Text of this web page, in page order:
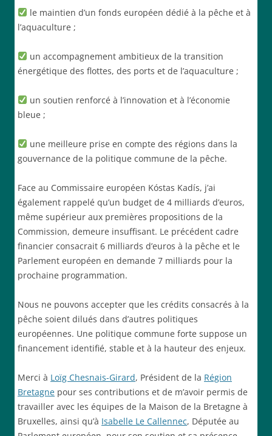
le maintien d’un fonds européen dédié à la pêche et à
l’aquaculture ;
un accompagnement ambitieux de la transition
énergétique des flottes, des ports et de l’aquaculture ;
un soutien renforcé à l’innovation et à l’économie
bleue ;
une meilleure prise en compte des régions dans la
gouvernance de la politique commune de la pêche.
Face au Commissaire européen Kóstas Kadís, j’ai
également rappelé qu’un budget de 4 milliards d’euros,
même supérieur aux premières propositions de la
Commission, demeure insuffisant. Le précédent cadre
financier consacrait 6 milliards d’euros à la pêche et le
Parlement européen en demande 7 milliards pour la
prochaine programmation.
Nous ne pouvons accepter que les crédits consacrés à la
pêche soient dilués dans d’autres politiques
européennes. Une politique commune forte suppose un
financement identifié, stable et à la hauteur des enjeux.
Merci à Loïg Chesnais-Girard, Président de la Région
Bretagne pour ses contributions et de m’avoir permis de
travailler avec les équipes de la Maison de la Bretagne à
Bruxelles, ainsi qu’à Isabelle Le Callennec, Députée au